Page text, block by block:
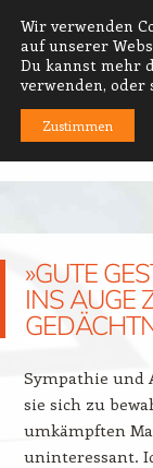
PRODUKT-
thomas häse ·
MENÜ
»GUTE
INS AUGE
Sympathie und
sie sich zu
umkämpften
uninteressant.
Wir verwenden
auf unserer
Du kannst mehr
verwenden, oder
Zustimmen